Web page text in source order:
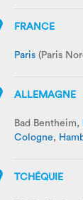
FRANCE
Paris (Paris
ALLEMAGNE
Bad Bentheim,
Cologne,
TCHÉQUIE